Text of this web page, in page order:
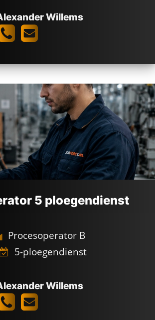
Willems
5 ploegendienst
Procesoperator B
5-ploegendienst
Willems